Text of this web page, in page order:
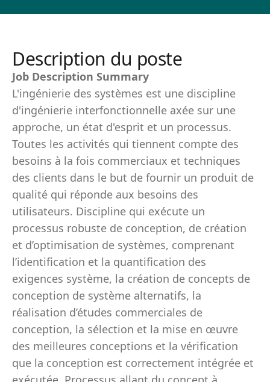
Description du poste
Job Description Summary
L'ingénierie des systèmes est une discipline
d'ingénierie interfonctionnelle axée sur une
approche, un état d'esprit et un processus.
Toutes les activités qui tiennent compte des
besoins à la fois commerciaux et techniques
des clients dans le but de fournir un produit de
qualité qui réponde aux besoins des
utilisateurs. Discipline qui exécute un
processus robuste de conception, de création
et d’optimisation de systèmes, comprenant
l’identification et la quantification des
exigences système, la création de concepts de
conception de système alternatifs, la
réalisation d’études commerciales de
conception, la sélection et la mise en œuvre
des meilleures conceptions et la vérification
que la conception est correctement intégrée et